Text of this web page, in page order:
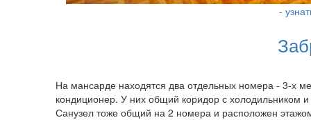
-
На мансарде находятся два отдельных номера - 3-х
кондиционер. У них общий коридор с холодильником
Санузел тоже общий на 2 номера и расположен